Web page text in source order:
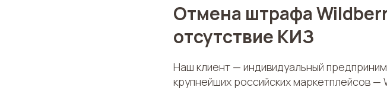
Отмена штрафа
отсутствие КИЗ
Наш клиент — индивидуальный
крупнейших российских маркетплейсов —